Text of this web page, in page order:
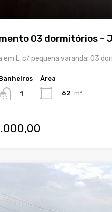
03 dormitórios –
em L, c/ pequena varanda; 03
Banheiros
1
Área
62 m²